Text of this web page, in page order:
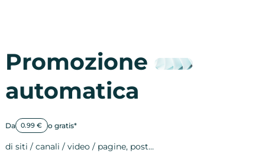
Promozione
automatica
Da 0.99 € o gratis*
di siti / canali / video / pagine, post…